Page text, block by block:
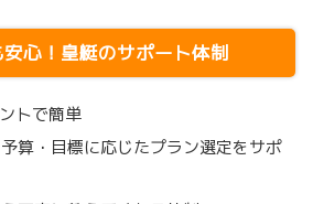
心！皇艇のサポート体制
トで簡単
算・目標に応じたプラン選定をサポ